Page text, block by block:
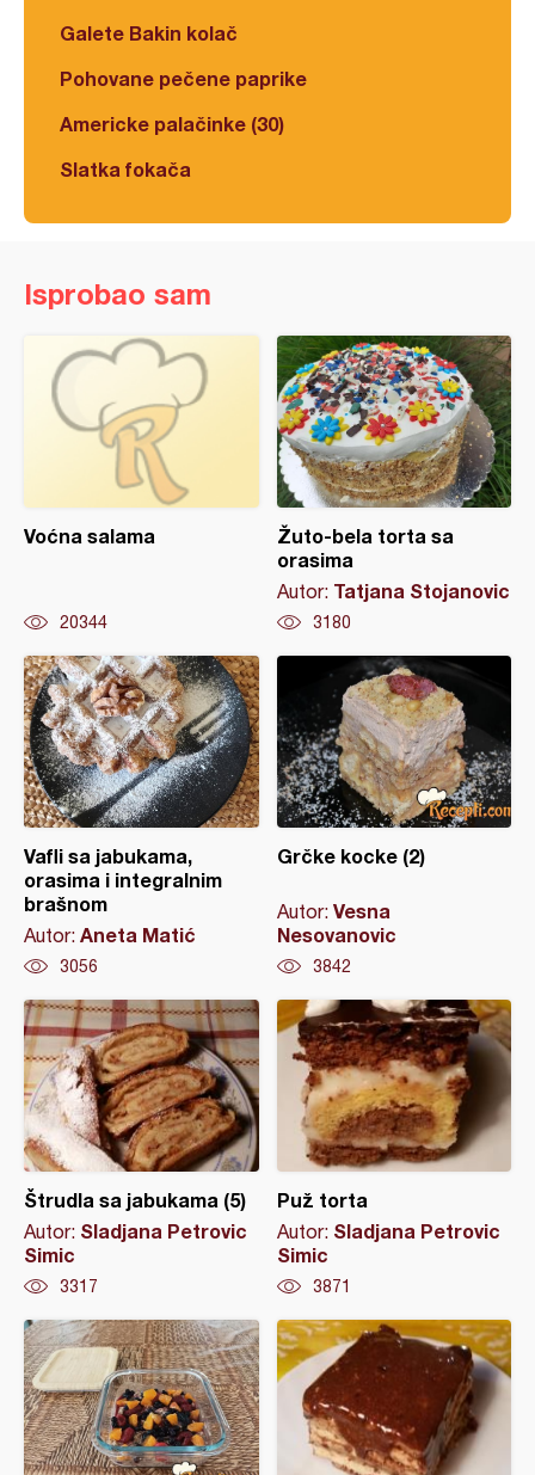
Galete Bakin kolač
Pohovane pečene paprike
Americke palačinke (30)
Slatka fokača
Isprobao sam
Voćna salama
20344
Žuto-bela torta sa
orasima
Autor: Tatjana Stojanovic
3180
Vafli sa jabukama,
orasima i integralnim
brašnom
Autor: Aneta Matić
3056
Grčke kocke (2)
Autor: Vesna
Nesovanovic
3842
Štrudla sa jabukama (5)
Autor: Sladjana Petrovic
Simic
3317
Puž torta
Autor: Sladjana Petrovic
Simic
3871